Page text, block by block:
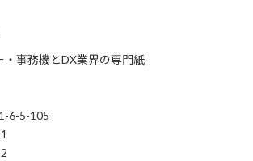
・事務機とDX業界の専門紙
6-5-105